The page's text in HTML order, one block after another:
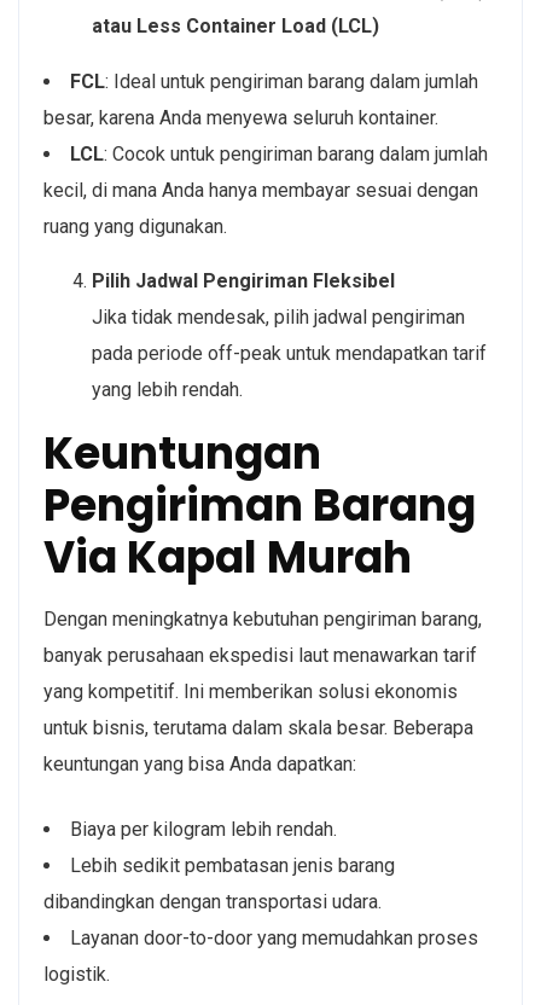
atau Less Container Load (LCL)
FCL: Ideal untuk pengiriman barang dalam jumlah
besar, karena Anda menyewa seluruh kontainer.
LCL: Cocok untuk pengiriman barang dalam jumlah
kecil, di mana Anda hanya membayar sesuai dengan
ruang yang digunakan.
Pilih Jadwal Pengiriman Fleksibel
Jika tidak mendesak, pilih jadwal pengiriman
pada periode off-peak untuk mendapatkan tarif
yang lebih rendah.
Keuntungan
Pengiriman Barang
Via Kapal Murah
Dengan meningkatnya kebutuhan pengiriman barang,
banyak perusahaan ekspedisi laut menawarkan tarif
yang kompetitif. Ini memberikan solusi ekonomis
untuk bisnis, terutama dalam skala besar. Beberapa
keuntungan yang bisa Anda dapatkan:
Biaya per kilogram lebih rendah.
Lebih sedikit pembatasan jenis barang
dibandingkan dengan transportasi udara.
Layanan door-to-door yang memudahkan proses
logistik.